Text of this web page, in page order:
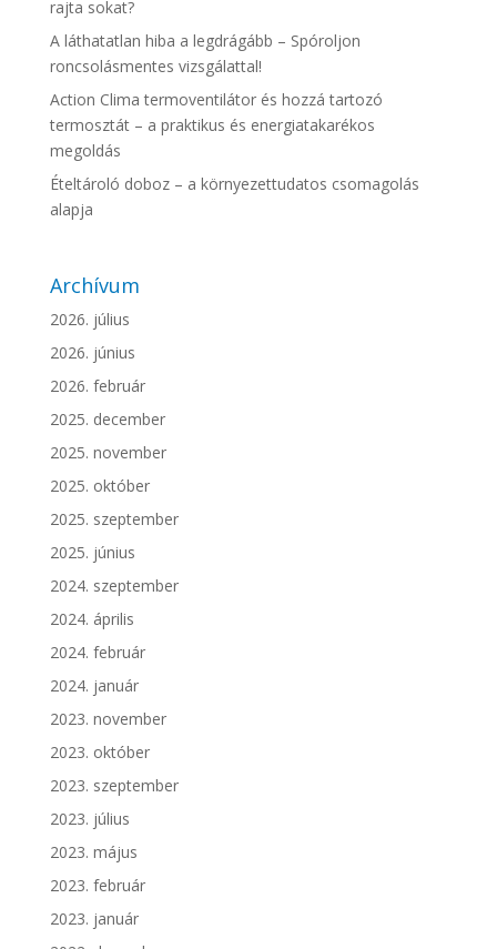
rajta sokat?
A láthatatlan hiba a legdrágább – Spóroljon
roncsolásmentes vizsgálattal!
Action Clima termoventilátor és hozzá tartozó
termosztát – a praktikus és energiatakarékos
megoldás
Ételtároló doboz – a környezettudatos csomagolás
alapja
Archívum
2026. július
2026. június
2026. február
2025. december
2025. november
2025. október
2025. szeptember
2025. június
2024. szeptember
2024. április
2024. február
2024. január
2023. november
2023. október
2023. szeptember
2023. július
2023. május
2023. február
2023. január